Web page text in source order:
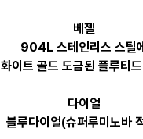
베젤
904L 스테인리스 스틸에
화이트 골드 도금된 플루티
다이얼
블루다이얼(슈퍼루미노바